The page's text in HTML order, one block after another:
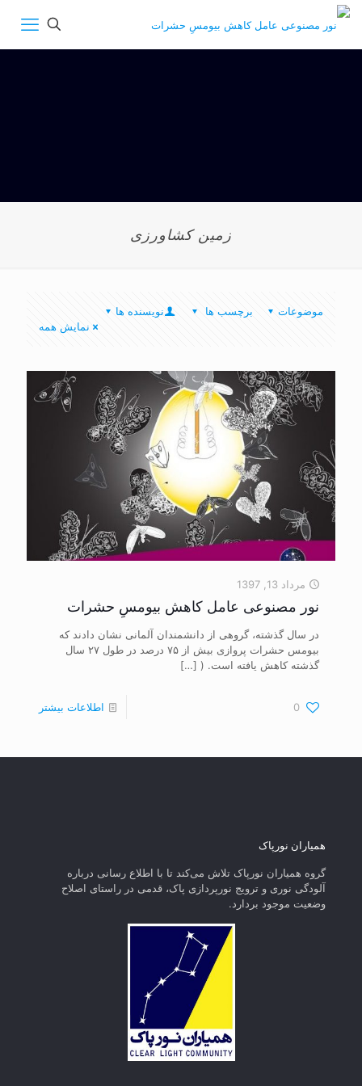
زمین کشاورزی
موضوعات برچسب ها
نویسنده ها
نمایش همه
مرداد 13, 1397
نور مصنوعی عامل کاهش بیومسِ حشرات
در سال گذشته، گروهی از دانشمندان آلمانی نشان دادند که
بیومس حشرات پروازی بیش از ۷۵ درصد در طول ۲۷ سال
گذشته کاهش یافته است. ( […]
0 اطلاعات بیشتر
همیاران نورپاک
گروه همیاران نورپاک تلاش می‌کند تا با اطلاع رسانی درباره
آلودگی نوری و ترویج نورپردازی پاک، قدمی در راستای‌ اصلاح
وضعیت موجود بردارد.